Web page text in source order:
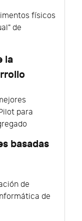
físicos
de
la
para
basadas
de
de